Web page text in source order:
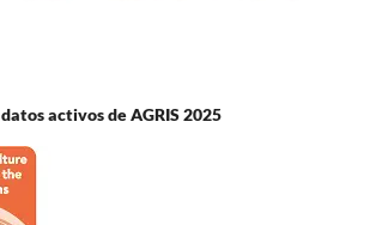
activos de AGRIS 2025